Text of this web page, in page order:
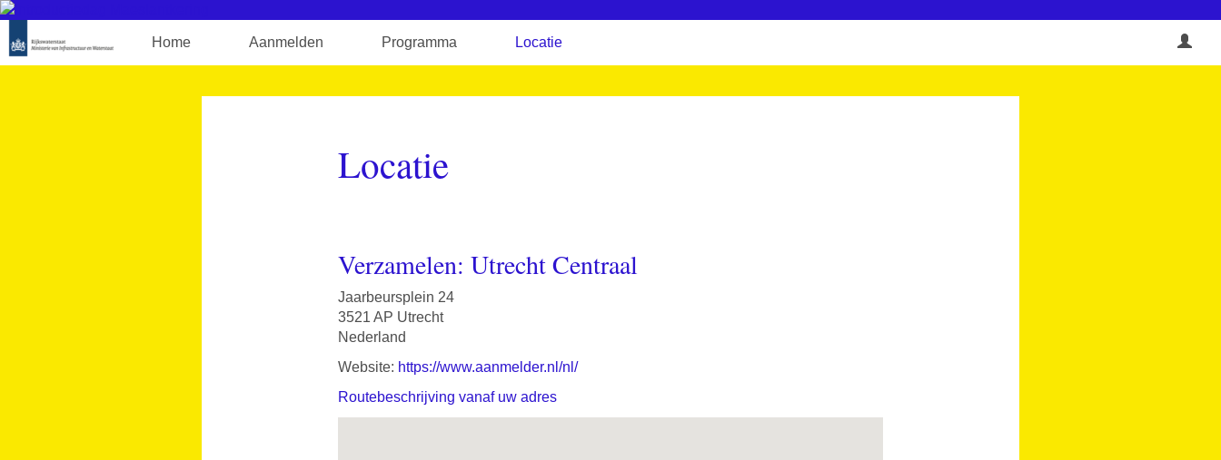
Home Aanmelden Programma Locatie
Locatie
Verzamelen: Utrecht Centraal
Jaarbeursplein 24
3521 AP Utrecht
Nederland
Website: https://www.aanmelder.nl/nl/
Routebeschrijving vanaf uw adres